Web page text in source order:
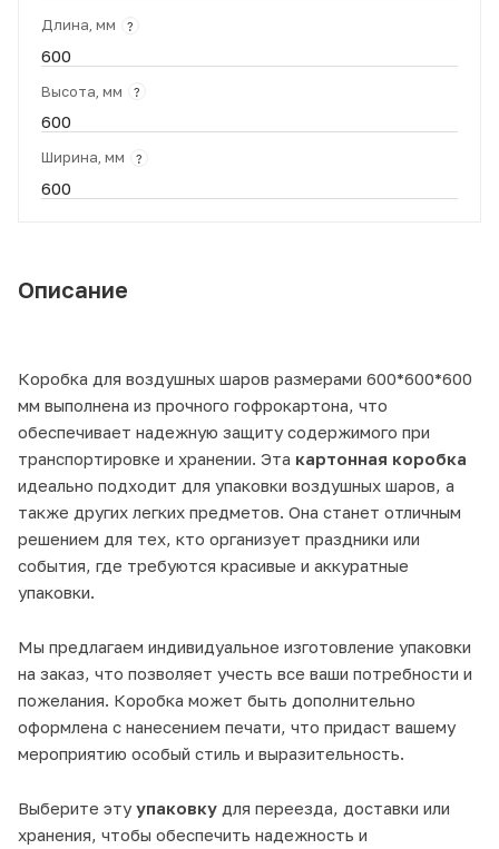
Длина, мм ?
600
Высота, мм ?
600
Ширина, мм ?
600
Описание
Коробка для воздушных шаров размерами 600*600*600
мм выполнена из прочного гофрокартона, что
обеспечивает надежную защиту содержимого при
транспортировке и хранении. Эта картонная коробка
идеально подходит для упаковки воздушных шаров, а
также других легких предметов. Она станет отличным
решением для тех, кто организует праздники или
события, где требуются красивые и аккуратные
упаковки.
Мы предлагаем индивидуальное изготовление упаковки
на заказ, что позволяет учесть все ваши потребности и
пожелания. Коробка может быть дополнительно
оформлена с нанесением печати, что придаст вашему
мероприятию особый стиль и выразительность.
Выберите эту упаковку для переезда, доставки или
хранения, чтобы обеспечить надежность и